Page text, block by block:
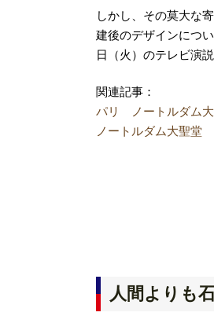
しかし、その莫大な
建後のデザインにつ
日（火）のテレビ演
関連記事：
パリ ノートルダム
ノートルダム大聖堂
人間よりも